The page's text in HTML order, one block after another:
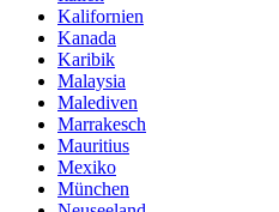
Kalifornien
Kanada
Karibik
Malaysia
Malediven
Marrakesch
Mauritius
Mexiko
München